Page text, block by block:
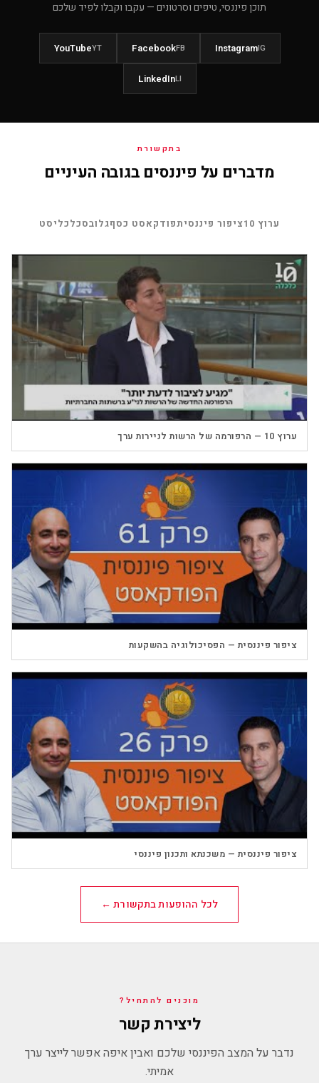
תוכן פיננסי, טיפים וסרטונים — עקבו וקבלו לפיד שלכם
IG
Instagram
FB
Facebook
YT
YouTube
LI
LinkedIn
בתקשורת
מדברים על פיננסים בגובה העיניים
ערוץ 10 ציפור פיננסיתפודקאסט כסףגלובסכלכליסט
▶
ערוץ 10 — הרפורמה של הרשות לניירות ערך
▶
ציפור פיננסית — הפסיכולוגיה בהשקעות
▶
ציפור פיננסית — משכנתא ותכנון פיננסי
לכל ההופעות בתקשורת ←
מוכנים להתחיל?
ליצירת קשר
נדבר על המצב הפיננסי שלכם ואבין איפה אפשר לייצר ערך
אמיתי.